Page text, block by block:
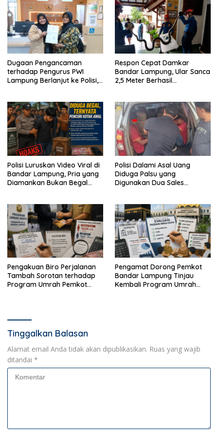
Dugaan Pengancaman
terhadap Pengurus PWI
Lampung Berlanjut ke Polisi,
Respon Cepat Damkar
Bandar Lampung, Ular Sanca
2,5 Meter Berhasil
Polisi Luruskan Video Viral di
Bandar Lampung, Pria yang
Diamankan Bukan Begal
Polisi Dalami Asal Uang
Diduga Palsu yang
Digunakan Dua Sales
Pengakuan Biro Perjalanan
Tambah Sorotan terhadap
Program Umrah Pemkot
Pengamat Dorong Pemkot
Bandar Lampung Tinjau
Kembali Program Umrah
Tinggalkan Balasan
Alamat email Anda tidak akan dipublikasikan. Ruas yang wajib
ditandai *